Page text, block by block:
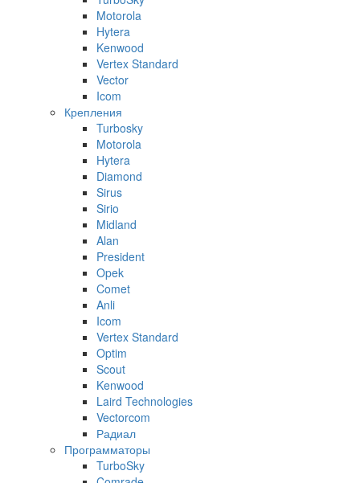
Motorola
Hytera
Kenwood
Vertex Standard
Vector
Icom
Крепления
Turbosky
Motorola
Hytera
Diamond
Sirus
Sirio
Midland
Alan
President
Opek
Comet
Anli
Icom
Vertex Standard
Optim
Scout
Kenwood
Laird Technologies
Vectorcom
Радиал
Программаторы
TurboSky